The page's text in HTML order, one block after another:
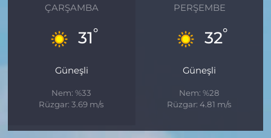
ÇARŞAMBA
31°
Güneşli
Nem: %33
Rüzgar: 3.69 m/s
PERŞEMBE
32°
Güneşli
Nem: %28
Rüzgar: 4.81 m/s